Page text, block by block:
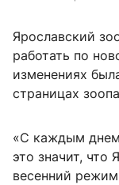
Ярославский
работать по
изменениях
страницах
«С каждым днем
это значит, что
весенний